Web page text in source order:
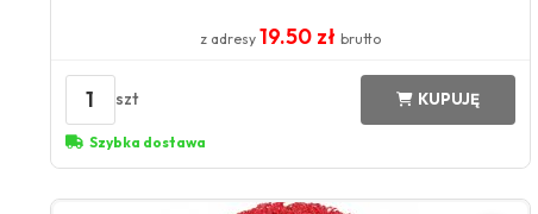
z adresy 19.50 zł brutto
1 szt KUPUJĘ
Szybka dostawa